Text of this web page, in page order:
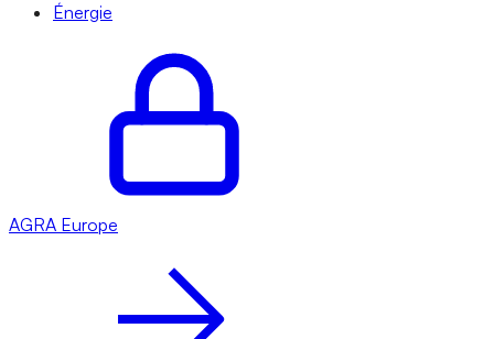
Énergie
AGRA Europe